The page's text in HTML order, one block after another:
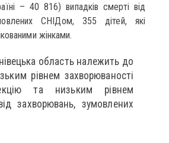
– 40 816) випадків смерті від
СНІДом, 355 дітей, які
жінками.
область належить до
рівнем захворюваності
та низьким рівнем
захворювань, зумовлених